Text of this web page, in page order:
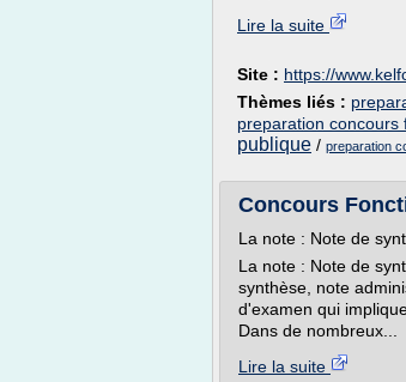
Lire la suite
Site : https://
Thèmes liés :
preparation concours
publique / preparation
Concours
La note : Note de
La note : Note de
synthèse, note
d'examen qui
Dans de nombreux...
Lire la suite